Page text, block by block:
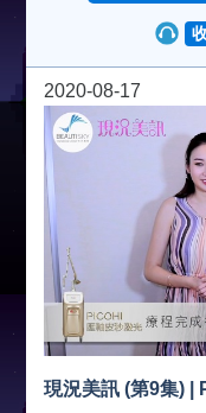
2020-08-17
現況美訊 (第9集) |